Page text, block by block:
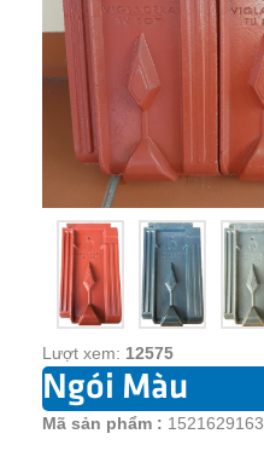
Lượt xem: 12575
Ngói Màu
Mã sản phẩm : 1521629163